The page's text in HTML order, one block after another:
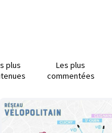
plus
Les plus
commentées